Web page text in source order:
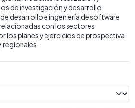
de investigación y desarrollo
desarrollo e ingeniería de software
con los sectores
los planes y ejercicios de prospectiva